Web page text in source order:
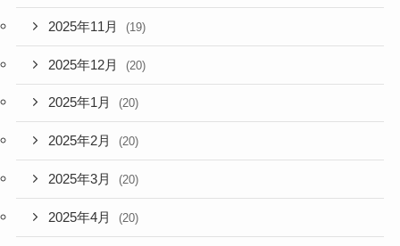
2025年11月 (19)
2025年12月 (20)
2025年1月 (20)
2025年2月 (20)
2025年3月 (20)
2025年4月 (20)